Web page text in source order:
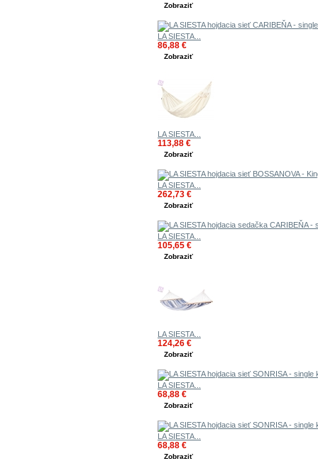
Zobraziť
LA SIESTA...
86,88 €
Zobraziť
LA SIESTA...
113,88 €
Zobraziť
LA SIESTA...
262,73 €
Zobraziť
LA SIESTA...
105,65 €
Zobraziť
LA SIESTA...
124,26 €
Zobraziť
LA SIESTA...
68,88 €
Zobraziť
LA SIESTA...
68,88 €
Zobraziť